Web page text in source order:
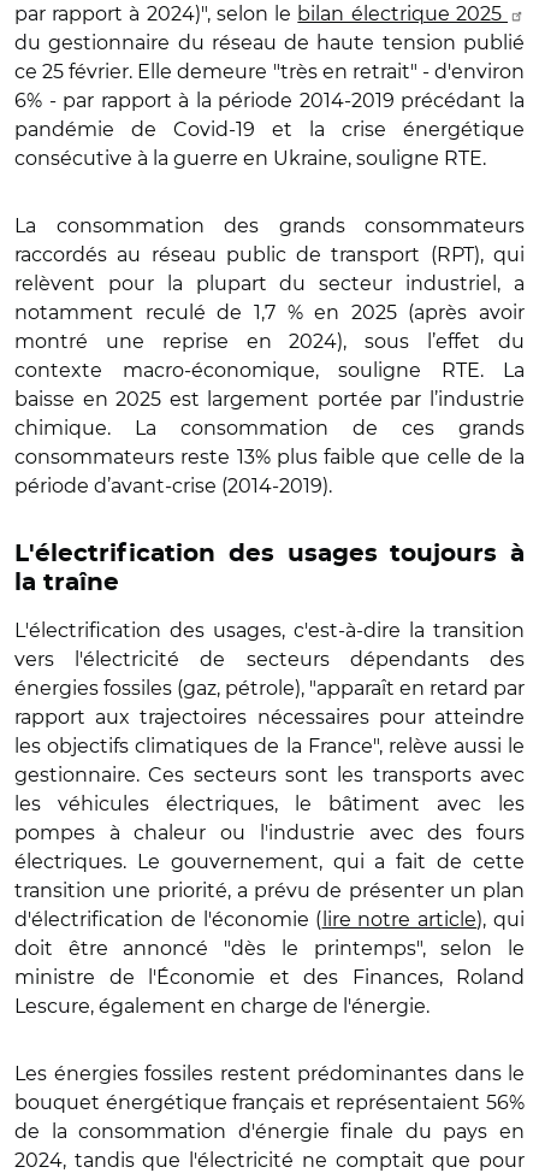
par rapport à 2024)", selon le bilan électrique 2025
du gestionnaire du réseau de haute tension publié
ce 25 février. Elle demeure "très en retrait" - d'environ
6% - par rapport à la période 2014-2019 précédant la
pandémie de Covid-19 et la crise énergétique
consécutive à la guerre en Ukraine, souligne RTE.
La consommation des grands consommateurs
raccordés au réseau public de transport (RPT), qui
relèvent pour la plupart du secteur industriel, a
notamment reculé de 1,7 % en 2025 (après avoir
montré une reprise en 2024), sous l’effet du
contexte macro-économique, souligne RTE. La
baisse en 2025 est largement portée par l’industrie
chimique. La consommation de ces grands
consommateurs reste 13% plus faible que celle de la
période d’avant-crise (2014-2019).
L'électrification des usages toujours à
la traîne
L'électrification des usages, c'est-à-dire la transition
vers l'électricité de secteurs dépendants des
énergies fossiles (gaz, pétrole), "apparaît en retard par
rapport aux trajectoires nécessaires pour atteindre
les objectifs climatiques de la France", relève aussi le
gestionnaire. Ces secteurs sont les transports avec
les véhicules électriques, le bâtiment avec les
pompes à chaleur ou l'industrie avec des fours
électriques. Le gouvernement, qui a fait de cette
transition une priorité, a prévu de présenter un plan
d'électrification de l'économie ( lire notre article), qui
doit être annoncé "dès le printemps", selon le
ministre de l'Économie et des Finances, Roland
Lescure, également en charge de l'énergie.
Les énergies fossiles restent prédominantes dans le
bouquet énergétique français et représentaient 56%
de la consommation d'énergie finale du pays en
2024, tandis que l'électricité ne comptait que pour